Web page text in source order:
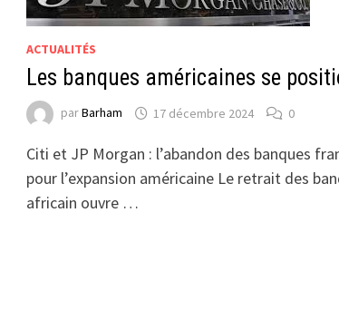
ACTUALITÉS
Les banques américaines se
parBarham 17 décembre 2024 0
Citi et JP Morgan : l’abandon des banques
pour l’expansion américaine Le retrait des
africain ouvre …